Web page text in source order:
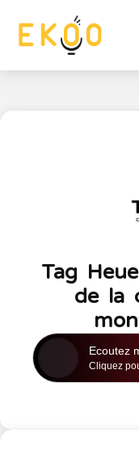
Tag
de la